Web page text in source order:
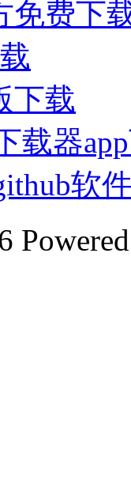
免费下
下载
载器
软